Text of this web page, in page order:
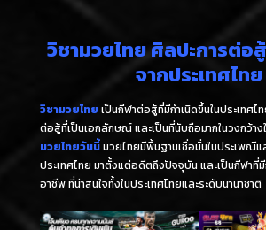
วิชามวยไทย ศิลปะการต่
จากประเทศไทย
วิชามวยไทย เป็นกีฬาต่อสู้ที่มีกำเนิดขึ้นในประเทศ
ต่อสู้ที่เป็นเอกลักษณ์ และเป็นที่นับถือมากในวงกว้าง
มวยไทยวันนี้มวยไทยมีพื้นฐานเชื่อมั่นในประเพณี
ประเทศไทย มาตั้งแต่อดีตถึงปัจจุบัน และเป็นกีฬาที่
อาชีพ ที่น่าสนใจทั้งในประเทศไทยและระดับนานาชาติ